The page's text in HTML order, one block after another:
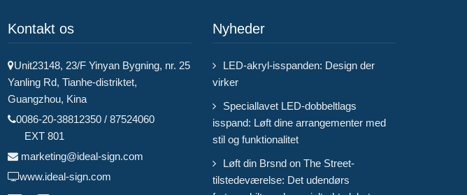
Kontakt os
Unit23148, 23/F Yinyan Bygning, nr. 25
Yanling Rd, Tianhe-distriktet,
Guangzhou, Kina
0086-20-38812350 / 87524060
EXT 801
marketing@ideal-sign.com
www.ideal-sign.com
Nyheder
LED-akryl-isspanden: Design der
virker
Speciallavet LED-dobbeltlags
isspand: Løft dine arrangementer med
stil og funktionalitet
Løft din Brsnd on The Street-
tilstedeværelse: Det udendørs